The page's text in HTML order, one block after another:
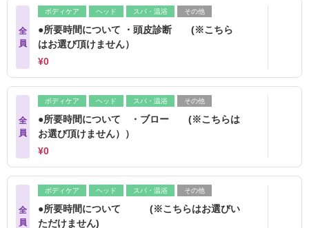
全
員
ボディケア ヘッド スパ・温浴 その他
●所要時間について ・頭皮診断 (※こちら
はお選び頂けません）
¥0
全
員
ボディケア ヘッド スパ・温浴 その他
●所要時間について ・ブロー (※こちらは
お選び頂けません））
¥0
全
員
ボディケア ヘッド スパ・温浴 その他
●所要時間について (※こちらはお選びい
ただけません)